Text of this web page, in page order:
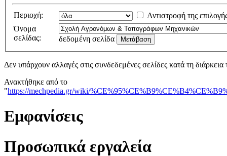
Περιοχή:
Αντιστροφή της
Όνομα
σελίδας:
δεδομένη σελίδα
Δεν υπάρχουν αλλαγές στις συνδεδεμένες σελίδες κατά τη
Ανακτήθηκε από το
"https://mechpedia.gr/wiki/
Εμφανίσεις
Προσωπικά εργαλεία